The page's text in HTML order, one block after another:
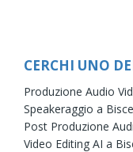
CERCHI UNO
Produzione Audio
Speakeraggio a
Post Produzione
Video Editing AI a